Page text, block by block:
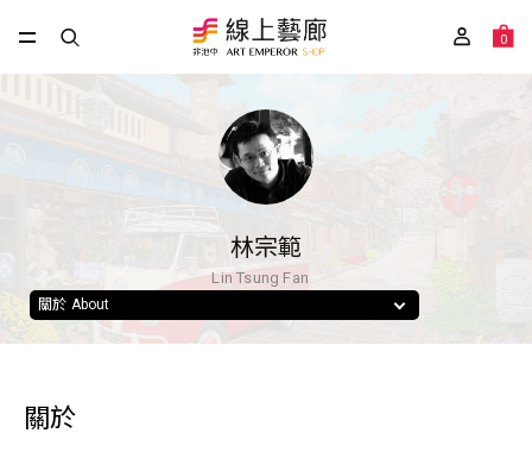
0
林宗範
Lin Tsung Fan
關於 About
關於